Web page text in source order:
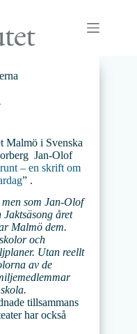
Malmö i Svenska
Jan-Olof
– en skrift om
” .
som Jan-Olof
året
Malmö dem.
och
Utan reellt
av de
tillsammans
har också